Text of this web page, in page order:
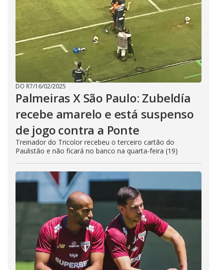
DO R7/16/02/2025
Palmeiras X São Paulo: Zubeldía
recebe amarelo e está suspenso
de jogo contra a Ponte
Treinador do Tricolor recebeu o terceiro cartão do
Paulistão e não ficará no banco na quarta-feira (19)